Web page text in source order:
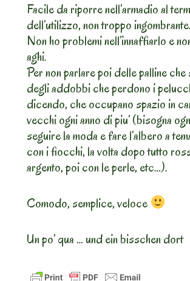
Facile da riporre nell’armadio al
dell’utilizzo, non troppo ingombrante.
Non ho problemi nell’innaffiarlo e
aghi.
Per non parlare poi delle palline che
degli addobbi che perdono i
dicendo, che occupano spazio in
vecchi ogni anno di piu’ (bisogna
seguire la moda e fare l’albero a
con i fiocchi, la volta dopo tutto
argento, poi con le perle, etc…).
Comodo, semplice, veloce
Un po’ qua … und ein bisschen dort